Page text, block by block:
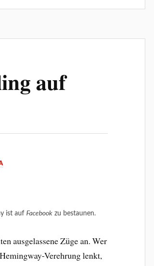
auf
ist aufFacebook zu bestaunen.
ausgelassene Züge an. Wer
Verehrung lenkt,